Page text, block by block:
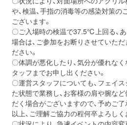
や、検温、手指の消毒等の感染対策の
ございます。
〇ご入場時の検温で37.5℃上回る、
場合は、ご参加をお断りさせていただ
ださい。
〇体調が悪化したり、気分が優れな
タッフまでお申し出ください。
〇運営スタッフについても、フェイ
た状態で業務し、お客様の肩や腕な
だく場合がございますので、予めご了
以上、ご理解ご協力の程何卒よろしく